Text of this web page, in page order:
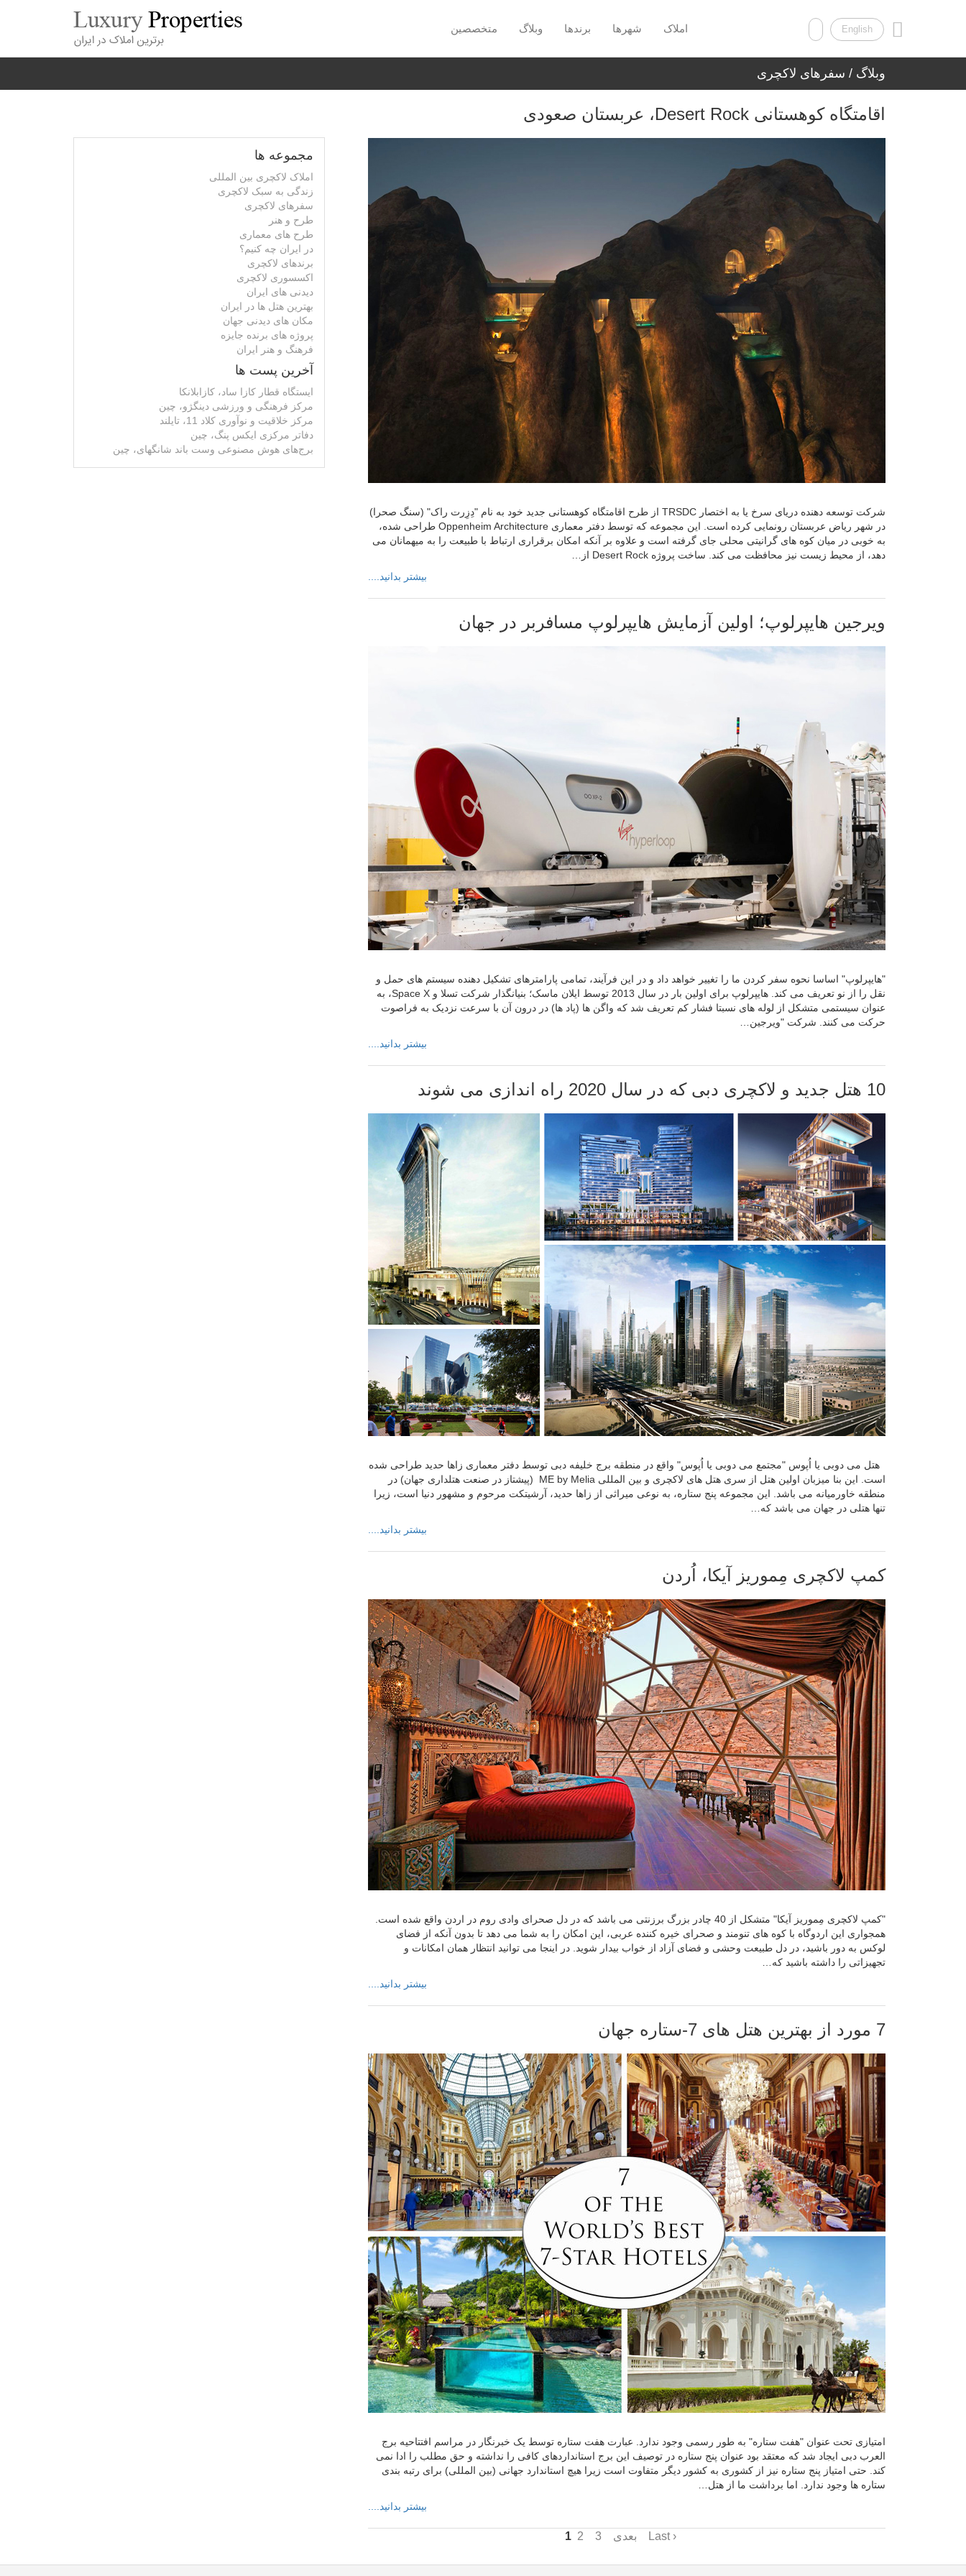
English متخصصین وبلاگ برندها شهرها املاک
وبلاگ / سفرهای لاکچری
مجموعه ها
املاک لاکچری بین المللی
زندگی به سبک لاکچری
سفرهای لاکچری
طرح و هنر
طرح های معماری
در ایران چه کنیم؟
برندهای لاکچری
اکسسوری لاکچری
دیدنی های ایران
بهترین هتل ها در ایران
مکان های دیدنی جهان
پروژه های برنده جایزه
فرهنگ و هنر ایران
آخرین پست ها
ایستگاه قطار کازا ساد، کازابلانکا
مرکز فرهنگی و ورزشی دینگژو، چین
مرکز خلاقیت و نوآوری کلاد 11، تایلند
دفاتر مرکزی ایکس پنگ، چین
برج‌های هوش مصنوعی وست باند شانگهای، چین
اقامتگاه کوهستانی Desert Rock، عربستان صعودی
شرکت توسعه دهنده دریای سرخ یا به اختصار TRSDC از طرح اقامتگاه کوهستانی جدید خود به نام "دِزِرت راک" (سنگ صحرا)
در شهر ریاض عربستان رونمایی کرده است. این مجموعه که توسط دفتر معماری Oppenheim Architecture طراحی شده،
به خوبی در میان کوه های گرانیتی محلی جای گرفته است و علاوه بر آنکه امکان برقراری ارتباط با طبیعت را به میهمانان می
دهد، از محیط زیست نیز محافظت می کند. ساخت پروژه Desert Rock از…
بیشتر بدانید....
ویرجین هایپرلوپ؛ اولین آزمایش هایپرلوپ مسافربر در جهان
"هایپرلوپ" اساسا نحوه سفر کردن ما را تغییر خواهد داد و در این فرآیند، تمامی پارامترهای تشکیل دهنده سیستم های حمل و
نقل را از نو تعریف می کند. هایپرلوپ برای اولین بار در سال 2013 توسط ایلان ماسک؛ بنیانگذار شرکت تسلا و Space X، به
عنوان سیستمی متشکل از لوله های نسبتا فشار کم تعریف شد که واگن ها (پاد ها) در درون آن با سرعت نزدیک به فراصوت
حرکت می کنند. شرکت "ویرجین…
بیشتر بدانید....
10 هتل جدید و لاکچری دبی که در سال 2020 راه اندازی می شوند
هتل می دوبی یا اُپوس "مجتمع می دوبی یا اُپوس" واقع در منطقه برج خلیفه دبی توسط دفتر معماری زاها حدید طراحی شده
است. این بنا میزبان اولین هتل از سری هتل های لاکچری و بین المللی ME by Melia (پیشتاز در صنعت هتلداری جهان) در
منطقه خاورمیانه می باشد. این مجموعه پنج ستاره، به نوعی میراثی از زاها حدید، آرشیتکت مرحوم و مشهور دنیا است، زیرا
تنها هتلی در جهان می باشد که…
بیشتر بدانید....
کمپ لاکچری مِموریز آیکا، اُردن
"کمپ لاکچری مِموریز آیکا" متشکل از 40 چادر بزرگ برزنتی می باشد که در دل صحرای وادی روم در اردن واقع شده است.
همجواری این اردوگاه با کوه های تنومند و صحرای خیره کننده عربی، این امکان را به شما می دهد تا بدون آنکه از فضای
لوکس به دور باشید، در دل طبیعت وحشی و فضای آزاد از خواب بیدار شوید. در اینجا می توانید انتظار همان امکانات و
تجهیزاتی را داشته باشید که…
بیشتر بدانید....
7 مورد از بهترین هتل های 7-ستاره جهان
امتیازی تحت عنوان "هفت ستاره" به طور رسمی وجود ندارد. عبارت هفت ستاره توسط یک خبرنگار در مراسم افتتاحیه برج
العرب دبی ایجاد شد که معتقد بود عنوان پنج ستاره در توصیف این برج استانداردهای کافی را نداشته و حق مطلب را ادا نمی
کند. حتی امتیاز پنج ستاره نیز از کشوری به کشور دیگر متفاوت است زیرا هیچ استاندارد جهانی (بین المللی) برای رتبه بندی
ستاره ها وجود ندارد. اما برداشت ما از هتل…
بیشتر بدانید....
1 2 3 بعدی Last ›